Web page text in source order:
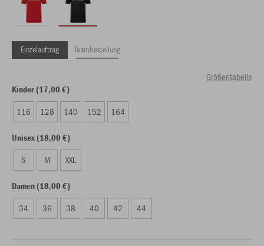
Einzelauftrag Teambestellung
Größentabelle
Kinder (17,00 €)
116 128 140 152 164
Unisex (18,00 €)
S M XXL
Damen (18,00 €)
34 36 38 40 42 44